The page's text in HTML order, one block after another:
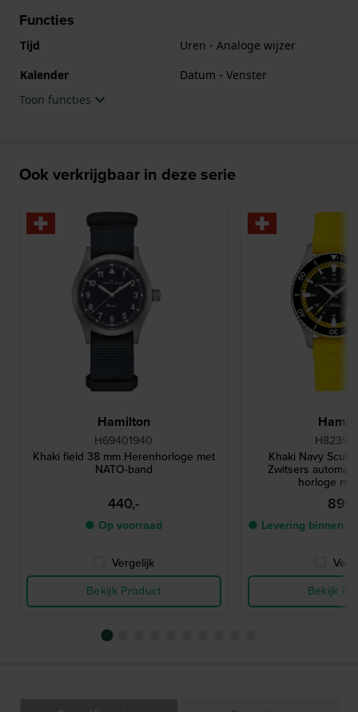
Functies
Tijd
Uren - Analoge wijzer
Kalender
Datum - Venster
Toon functies
Ook verkrijgbaar in deze serie
Hamilton
H69401940
Khaki field 38 mm Herenhorloge met
NATO-band
440,-
● Op voorraad
Vergelijk
Bekijk Product
Khaki Navy
Zwitsers
horloge
● Levering binnen
Bekijk